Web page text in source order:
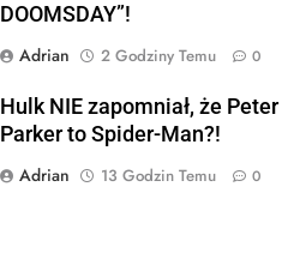
DOOMSDAY”!
Adrian
2 Godziny Temu 0
Hulk NIE zapomniał, że Peter
Parker to Spider-Man?!
Adrian
13 Godzin Temu 0
ENCORE” nadchodzi!
FILMY
Wiemy KTO stoi za